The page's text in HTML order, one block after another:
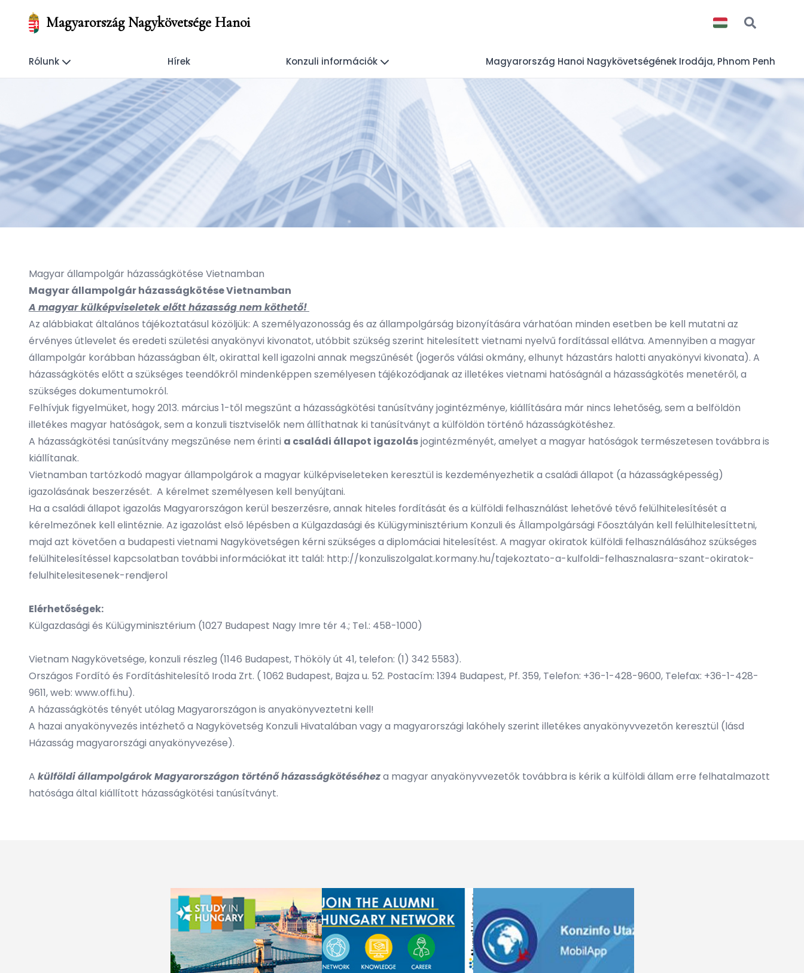
Magyarország Nagykövetsége Hanoi
Rólunk Hírek Konzuli információk Magyarország Hanoi Nagykövetségének Irodája, Phnom Penh
Magyar állampolgár házasságkötése Vietnamban
Magyar állampolgár házasságkötése Vietnamban
A magyar külképviseletek előtt házasság nem köthető!
Az alábbiakat általános tájékoztatásul közöljük: A személyazonosság és az állampolgárság bizonyítására várhatóan minden esetben be kell mutatni az
érvényes útlevelet és eredeti születési anyakönyvi kivonatot, utóbbit szükség szerint hitelesített vietnami nyelvű fordítással ellátva. Amennyiben a magyar
állampolgár korábban házasságban élt, okirattal kell igazolni annak megszűnését (jogerős válási okmány, elhunyt házastárs halotti anyakönyvi kivonata). A
házasságkötés előtt a szükséges teendőkről mindenképpen személyesen tájékozódjanak az illetékes vietnami hatóságnál a házasságkötés menetéről, a
szükséges dokumentumokról.
Felhívjuk figyelmüket, hogy 2013. március 1-től megszűnt a házasságkötési tanúsítvány jogintézménye, kiállítására már nincs lehetőség, sem a belföldön
illetékes magyar hatóságok, sem a konzuli tisztviselők nem állíthatnak ki tanúsítványt a külföldön történő házasságkötéshez.
A házasságkötési tanúsítvány megszűnése nem érinti a családi állapot igazolásjogintézményét, amelyet a magyar hatóságok természetesen továbbra is
kiállítanak.
Vietnamban tartózkodó magyar állampolgárok a magyar külképviseleteken keresztül is kezdeményezhetik a családi állapot (a házasságképesség)
igazolásának beszerzését. A kérelmet személyesen kell benyújtani.
Ha a családi állapot igazolás Magyarországon kerül beszerzésre, annak hiteles fordítását és a külföldi felhasználást lehetővé tévő felülhitelesítését a
kérelmezőnek kell elintéznie. Az igazolást első lépésben a Külgazdasági és Külügyminisztérium Konzuli és Állampolgársági Főosztályán kell felülhitelesíttetni,
majd azt követően a budapesti vietnami Nagykövetségen kérni szükséges a diplomáciai hitelesítést. A magyar okiratok külföldi felhasználásához szükséges
felülhitelesítéssel kapcsolatban további információkat itt talál: http://konzuliszolgalat.kormany.hu/tajekoztato-a-kulfoldi-felhasznalasra-szant-okiratok-
felulhitelesitesenek-rendjerol
Elérhetőségek:
Külgazdasági és Külügyminisztérium (1027 Budapest Nagy Imre tér 4.; Tel.: 458-1000)
Vietnam Nagykövetsége, konzuli részleg (1146 Budapest, Thököly út 41, telefon: (1) 342 5583).
Országos Fordító és Fordításhitelesítő Iroda Zrt. ( 1062 Budapest, Bajza u. 52. Postacím: 1394 Budapest, Pf. 359, Telefon: +36-1-428-9600, Telefax: +36-1-428-
9611, web: www.offi.hu).
A házasságkötés tényét utólag Magyarországon is anyakönyveztetni kell!
A hazai anyakönyvezés intézhető a Nagykövetség Konzuli Hivatalában vagy a magyarországi lakóhely szerint illetékes anyakönyvvezetőn keresztül (lásd
Házasság magyarországi anyakönyvezése).
A külföldi állampolgárok Magyarországon történő házasságkötéséheza magyar anyakönyvvezetők továbbra is kérik a külföldi állam erre felhatalmazott
hatósága által kiállított házasságkötési tanúsítványt.